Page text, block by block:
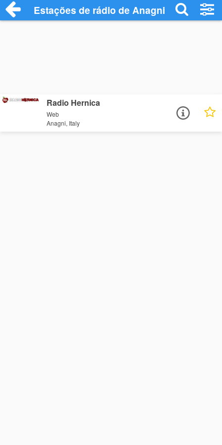
Estações de rádio de Anagni - Ouça
Radio Hernica
Web
Anagni, Italy